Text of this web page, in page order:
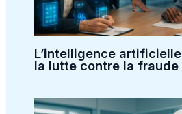
L’intelligence
la lutte contre la